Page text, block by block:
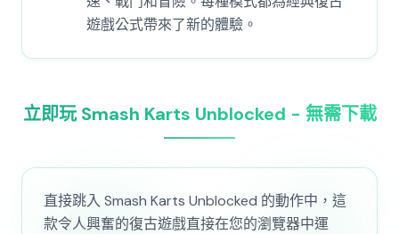
遊戲公式帶來了新的體驗。
立即玩 Smash Karts Unblocked - 無需下載
直接跳入 Smash Karts Unblocked 的動作中，這
款令人興奮的復古遊戲直接在您的瀏覽器中運